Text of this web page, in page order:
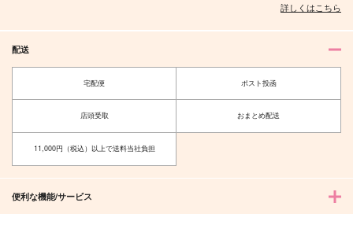
詳しくはこちら
配送
宅配便 ポスト投函
店頭受取 おまとめ配送
11,000円（税込）以上で送料当社負担
便利な機能/サービス